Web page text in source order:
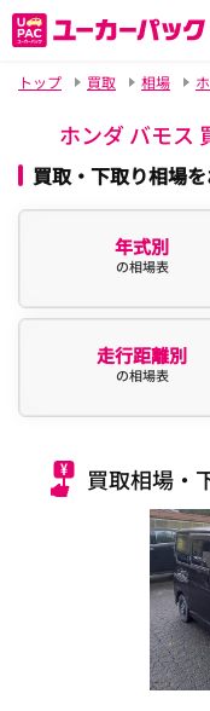
トップ
買取 相場
ホンダ バモス
買取・下取り相場
年式別
の相場表
走行距離別
の相場表
買取相場・